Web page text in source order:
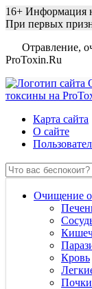
16+ Информация
При первых
Отравление,
ProToxin.Ru
Карта сайта
О сайте
Очищение
Кровь
Почки